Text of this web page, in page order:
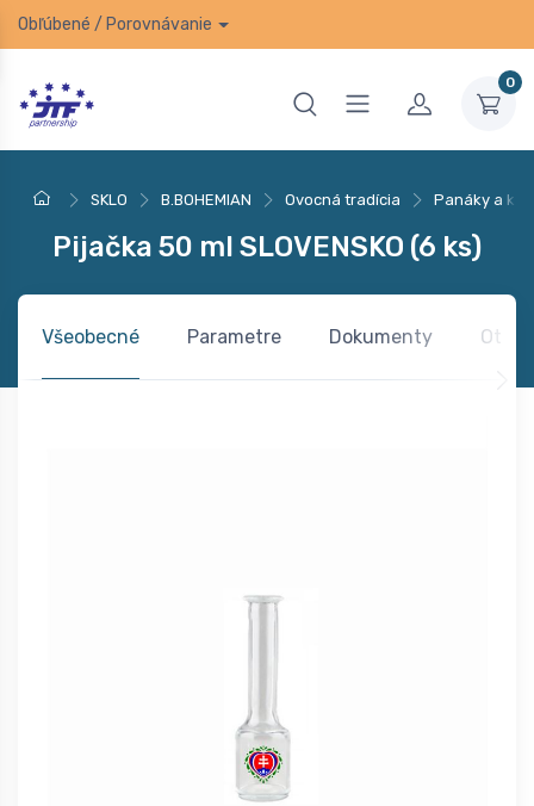
Obľúbené / Porovnávanie
0
SKLO B.BOHEMIAN Ovocná tradícia Panáky a
Pijačka 50 ml SLOVENSKO (6 ks)
Všeobecné Parametre Dokumenty